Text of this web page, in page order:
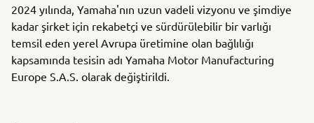
2024 yılında, Yamaha'nın uzun vadeli vizyonu ve şimdiye
kadar şirket için rekabetçi ve sürdürülebilir bir varlığı
temsil eden yerel Avrupa üretimine olan bağlılığı
kapsamında tesisin adı Yamaha Motor Manufacturing
Europe S.A.S. olarak değiştirildi.